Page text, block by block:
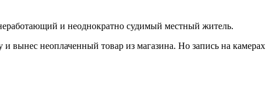
и неоднократно судимый местный житель.
вынес неоплаченный товар из магазина. Но запись на камерах